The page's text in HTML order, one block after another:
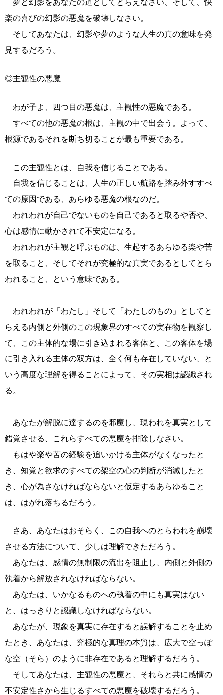
夢と幻影をあなたの道としてとらえなさい、そして、快
楽の喜びの幻影の悪魔を破壊しなさい。
そしてあなたは、幻影や夢のような人生の真の意味を発
見するだろう。
◎主観性の悪魔
わが子よ、四つ目の悪魔は、主観性の悪魔である。
すべての他の悪魔の根は、主観の中で出会う。よって、
根源であるそれを断ち切ることが最も重要である。
この主観性とは、自我を信じることである。
自我を信じることは、人生の正しい航路を踏み外すすべ
ての原因である、あらゆる悪魔の根なのだ。
われわれが自己でないものを自己であると取るや否や、
心は感情に動かされて不安定になる。
われわれが主観と呼ぶものは、生起するあらゆる楽や苦
を取ること、そしてそれが究極的な真実であるとしてとら
われること、という意味である。
われわれが「わたし」そして「わたしのもの」としてと
らえる内側と外側のこの現象界のすべての実在物を観察し
て、この主体的な場に引き込まれる客体と、この客体を場
に引き入れる主体の双方は、全く何も存在していない、と
いう高度な理解を得ることによって、その実相は認識され
る。
あなたが解脱に達するのを邪魔し、現われを真実として
錯覚させる、これらすべての悪魔を排除しなさい。
もはや楽や苦の経験を追いかける主体がなくなったと
き、知覚と欲求のすべての架空の心の判断が消滅したと
き、心が為さなければならないと仮定するあらゆること
は、はがれ落ちるだろう。
さあ、あなたはおそらく、この自我へのとらわれを崩壊
させる方法について、少しは理解できただろう。
あなたは、感情の無制限の流出を阻止し、内側と外側の
執着から解放されなければならない。
あなたは、いかなるものへの執着の中にも真実はない
と、はっきりと認識しなければならない。
あなたが、現象を真実に存在すると誤解することを止め
たとき、あなたは、究極的な真理の本質は、広大で空っぽ
な空（そら）のように非存在であると理解するだろう。
そしてあなたは、主観性の悪魔と、それらと共に感情の
不安定性さから生じるすべての悪魔を破壊するだろう。